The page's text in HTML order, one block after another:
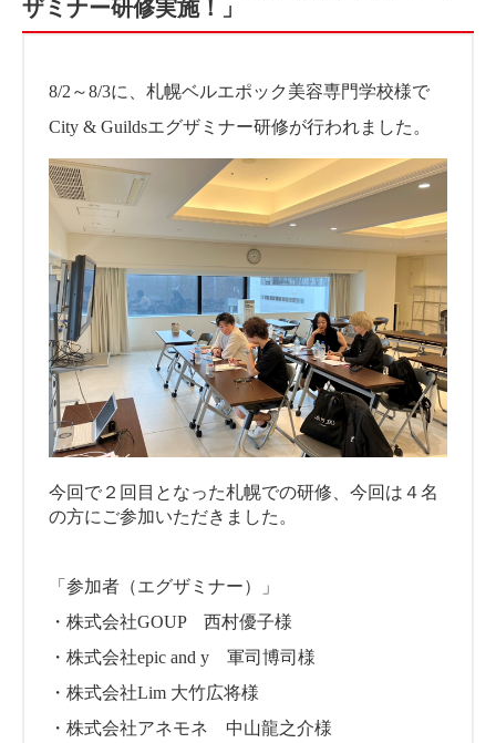
ザミナー研修実施！」
8/2～8/3に、札幌ベルエポック美容専門学校様で
City & Guildsエグザミナー研修が行われました。
今回で２回目となった札幌での研修、今回は４名
の方にご参加いただきました。
「参加者（エグザミナー）」
・株式会社GOUP 西村優子様
・株式会社epic and y 軍司博司様
・株式会社Lim 大竹広将様
・株式会社アネモネ 中山龍之介様